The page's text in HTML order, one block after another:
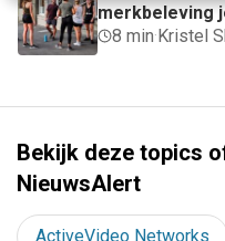
merkbeleving
8 min·Kristel
Bekijk deze topics
NieuwsAlert
ActiveVideo Networks